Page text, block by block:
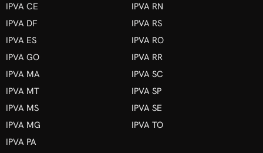
IPVA CE
IPVA DF
IPVA ES
IPVA GO
IPVA MA
IPVA MT
IPVA MS
IPVA MG
IPVA PA
IPVA RN
IPVA RS
IPVA RO
IPVA RR
IPVA SC
IPVA SP
IPVA SE
IPVA TO